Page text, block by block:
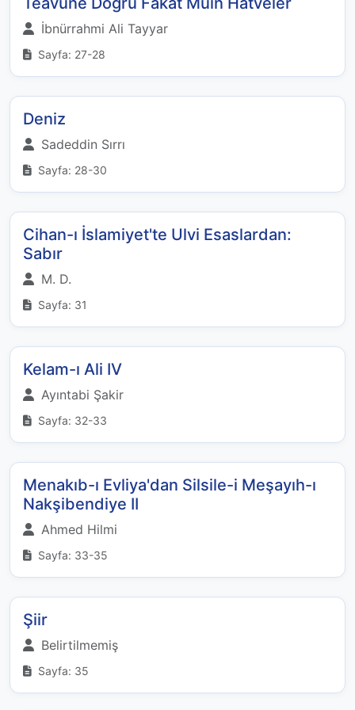
İbnürrahmi Ali Tayyar
Sayfa: 27-28
Deniz
Sadeddin Sırrı
Sayfa: 28-30
Cihan-ı İslamiyet'te Ulvi Esaslardan:
Sabır
M. D.
Sayfa: 31
Kelam-ı Ali IV
Ayıntabi Şakir
Sayfa: 32-33
Menakıb-ı Evliya'dan Silsile-i Meşayıh-ı
Nakşibendiye II
Ahmed Hilmi
Sayfa: 33-35
Şiir
Belirtilmemiş
Sayfa: 35